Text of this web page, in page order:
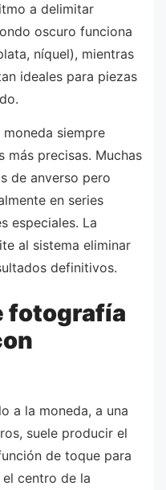
a delimitar
oscuro funciona
níquel), mientras
ideales para piezas
siempre
precisas. Muchas
de anverso pero
en series
especiales. La
al sistema eliminar
definitivos.
fotografía
a la moneda, a una
suele producir el
de toque para
centro de la